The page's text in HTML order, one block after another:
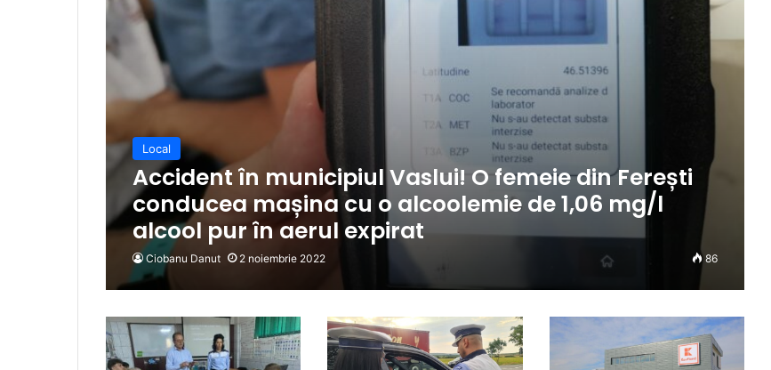
Local
Accident în municipiul Vaslui! O femeie din Ferești
conducea mașina cu o alcoolemie de 1,06 mg/l
alcool pur în aerul expirat
Ciobanu Danut 2 noiembrie 2022 86